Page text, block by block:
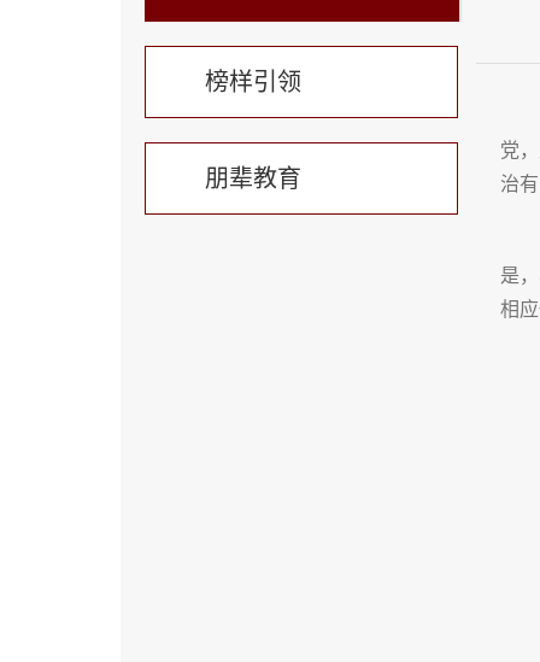
榜样引领
朋辈教育
党
治
是
相